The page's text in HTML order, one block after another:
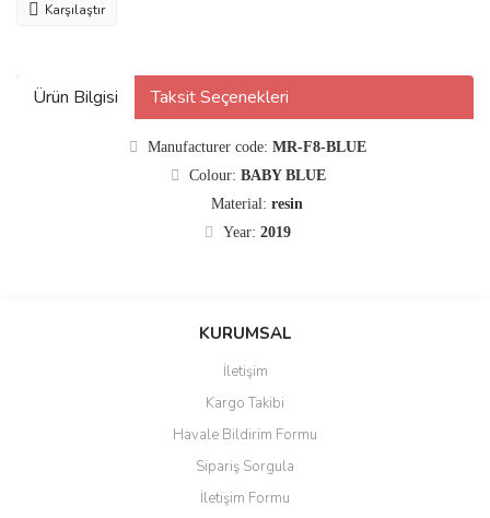
Karşılaştır
Ürün Bilgisi Taksit Seçenekleri
Manufacturer code: MR-F8-BLUE
Colour: BABY BLUE
Material: resin
Year: 2019
KURUMSAL
İletişim
Kargo Takibi
Havale Bildirim Formu
Sipariş Sorgula
İletişim Formu